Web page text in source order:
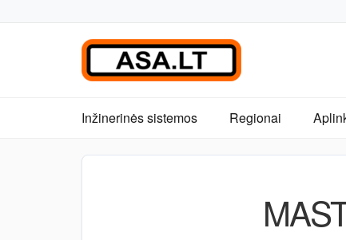
Inžinerinės sistemos Regionai